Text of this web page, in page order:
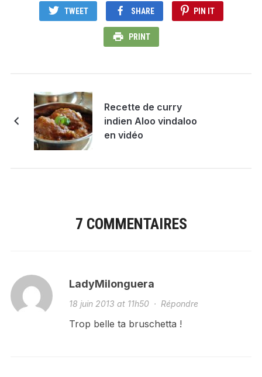
TWEET SHARE PIN IT
PRINT
Recette de curry
indien Aloo vindaloo
en vidéo
7 COMMENTAIRES
LadyMilonguera
18 juin 2013 at 11h50· Répondre
Trop belle ta bruschetta !